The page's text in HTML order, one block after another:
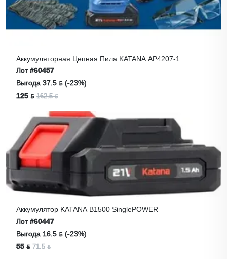
Аккумуляторная Цепная Пила KATANA AP4207-1
Лот#60457
Выгода 37.5 ƃ (-23%)
125 ƃ 162.5 ƃ
Аккумулятор KATANA B1500 SinglePOWER
Лот#60447
Выгода 16.5 ƃ (-23%)
55 ƃ 71.5 ƃ